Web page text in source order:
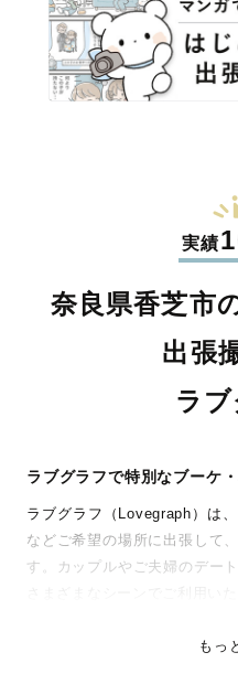
実績
奈良県香芝市
出張
ラ
ラブグラフで特別なブーケ
ラブグラフ（Lovegraph）は
などご希望の場所に出張して
す。カップルやご夫婦のデー
ありのままの空気感を大切に
もっ